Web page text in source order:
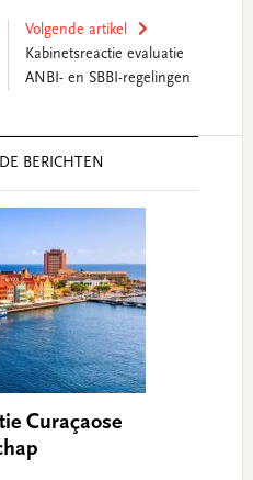
Volgende artikel
Kabinetsreactie evaluatie
ANBI- en SBBI-regelingen
BERICHTEN
Curaçaose